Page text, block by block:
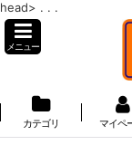
head> . . .
メニュー
カテゴリ マイペ